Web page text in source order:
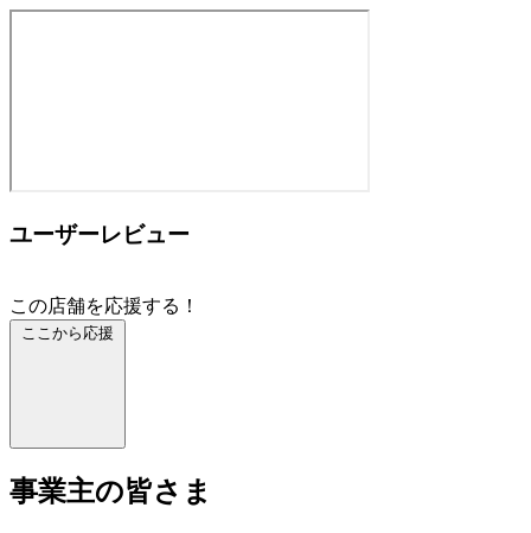
ユーザーレビュー
この店舗を応援する！
ここから応援
事業主の皆さま